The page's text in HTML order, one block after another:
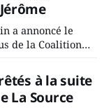
a annoncé le
de la Coalition
incapacité, qu'il
à la suite
La Source